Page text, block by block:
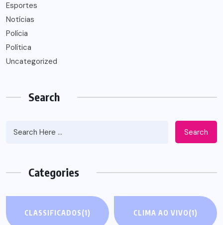
Esportes
Notícias
Polícia
Política
Uncategorized
Search
Search
Categories
CLASSIFICADOS(1) CLIMA AO VIVO(1)